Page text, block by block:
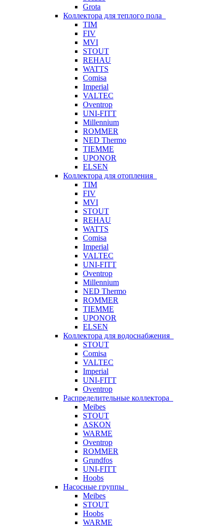
Grota
Коллектора для теплого пола
TIM
FIV
MVI
STOUT
REHAU
WATTS
Comisa
Imperial
VALTEC
Oventrop
UNI-FITT
Millennium
ROMMER
NED Thermo
TIEMME
UPONOR
ELSEN
Коллектора для отопления
TIM
FIV
MVI
STOUT
REHAU
WATTS
Comisa
Imperial
VALTEC
UNI-FITT
Oventrop
Millennium
NED Thermo
ROMMER
TIEMME
UPONOR
ELSEN
Коллектора для водоснабжения
STOUT
Comisa
VALTEC
Imperial
UNI-FITT
Oventrop
Распределительные коллектора
Meibes
STOUT
ASKON
WARME
Oventrop
ROMMER
Grundfos
UNI-FITT
Hoobs
Насосные группы
Meibes
STOUT
Hoobs
WARME